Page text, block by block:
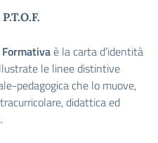
è la carta d’identità
le linee distintive
pedagogica che lo muove,
didattica ed